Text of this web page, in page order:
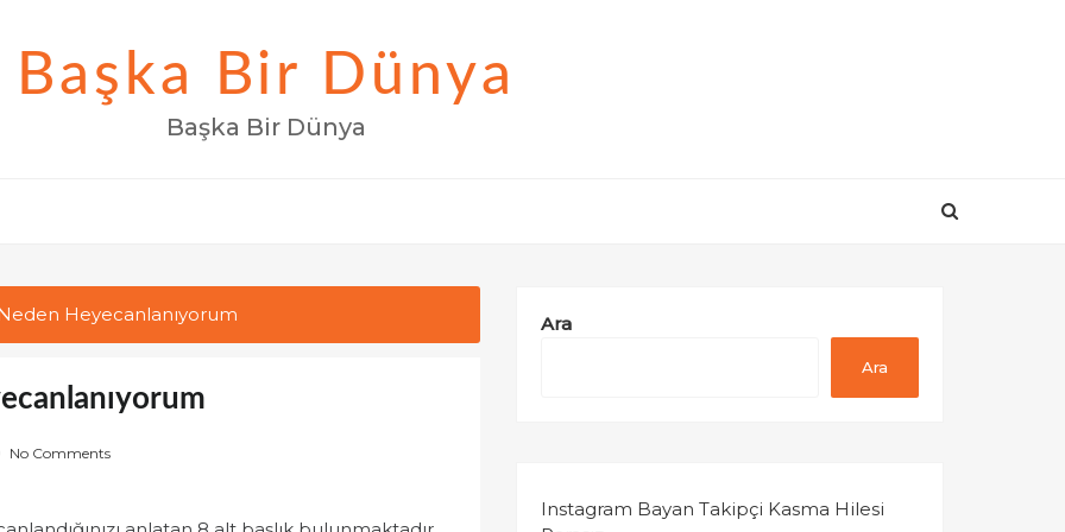
Başka Bir Dünya
Başka Bir Dünya
Heyecanlanıyorum
No Comments
Ara
Ara
Instagram Bayan Takipçi Kasma Hilesi